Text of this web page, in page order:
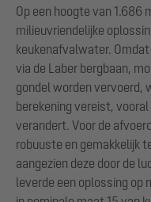
Op een hoogte van 1.686
milieuvriendelijke
keukenafvalwater.
via de Laber bergbaan,
gondel worden vervoerd,
berekening vereist,
verandert. Voor de
robuuste en gemakkelijk
aangezien deze door de
leverde een oplossing op